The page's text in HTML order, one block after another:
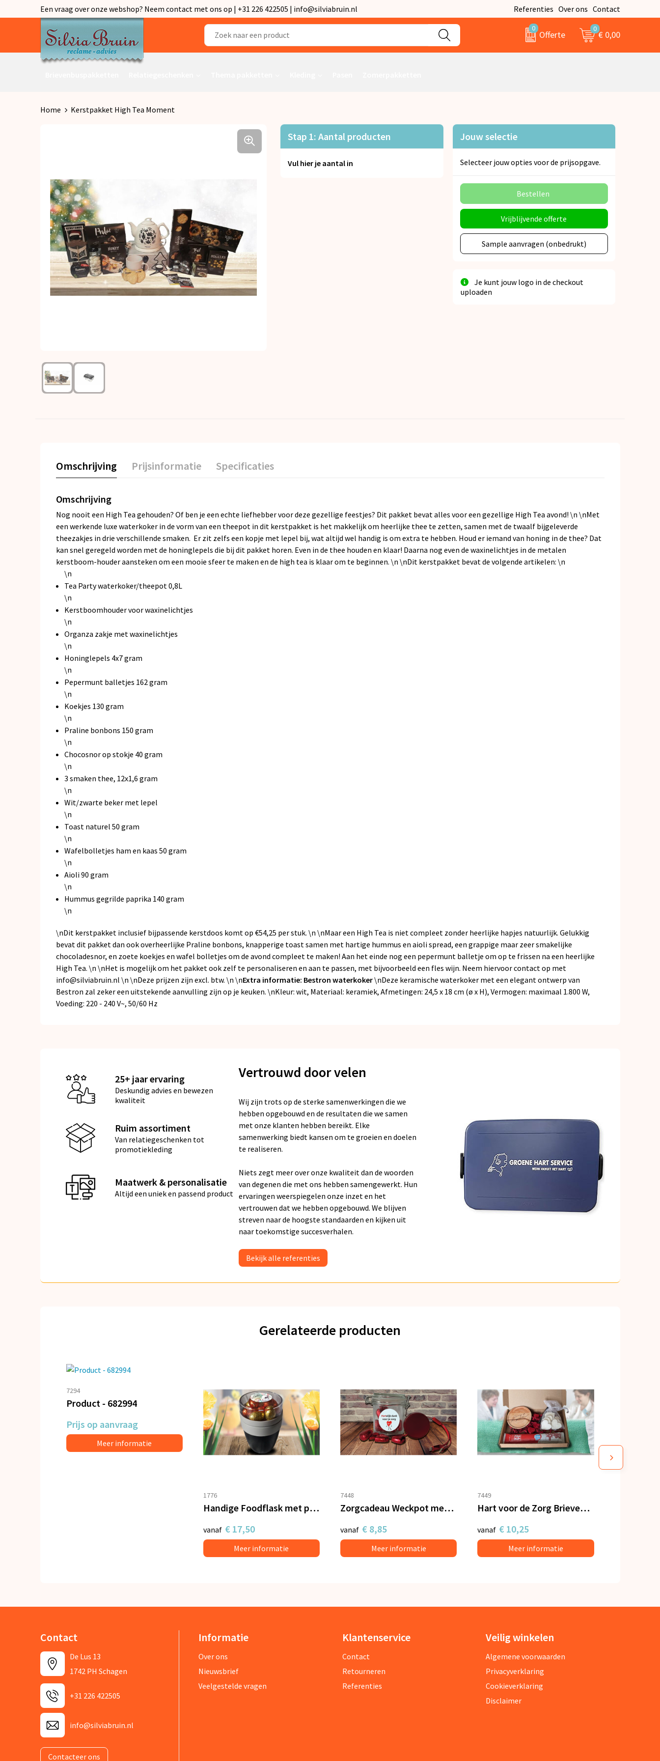
Een vraag over onze webshop? Neem contact met ons op | +31 226 422505 | info@silviabruin.nl Referenties Over ons Contact
0
Offerte
0
€ 0,00
Home Kerstpakket High Tea Moment
Stap 1: Aantal producten
Vul hier je aantal in
Jouw selectie
Selecteer jouw opties voor de prijsopgave.
Bestellen
Vrijblijvende offerte
Sample aanvragen (onbedrukt)
Je kunt jouw logo in de checkout
uploaden
Omschrijving Prijsinformatie Specificaties
Omschrijving
Nog nooit een High Tea gehouden? Of ben je een echte liefhebber voor deze gezellige feestjes? Dit pakket bevat alles voor een gezellige High Tea avond! \n \nMet
een werkende luxe waterkoker in de vorm van een theepot in dit kerstpakket is het makkelijk om heerlijke thee te zetten, samen met de twaalf bijgeleverde
theezakjes in drie verschillende smaken. Er zit zelfs een kopje met lepel bij, wat altijd wel handig is om extra te hebben. Houd er iemand van honing in de thee? Dat
kan snel geregeld worden met de honinglepels die bij dit pakket horen. Even in de thee houden en klaar! Daarna nog even de waxinelichtjes in de metalen
kerstboom-houder aansteken om een mooie sfeer te maken en de high tea is klaar om te beginnen. \n \nDit kerstpakket bevat de volgende artikelen: \n
\n
Tea Party waterkoker/theepot 0,8L
\n
Kerstboomhouder voor waxinelichtjes
\n
Organza zakje met waxinelichtjes
\n
Honinglepels 4x7 gram
\n
Pepermunt balletjes 162 gram
\n
Koekjes 130 gram
\n
Praline bonbons 150 gram
\n
Chocosnor op stokje 40 gram
\n
3 smaken thee, 12x1,6 gram
\n
Wit/zwarte beker met lepel
\n
Toast naturel 50 gram
\n
Wafelbolletjes ham en kaas 50 gram
\n
Aioli 90 gram
\n
Hummus gegrilde paprika 140 gram
\n
\nDit kerstpakket inclusief bijpassende kerstdoos komt op €54,25 per stuk. \n \nMaar een High Tea is niet compleet zonder heerlijke hapjes natuurlijk. Gelukkig
bevat dit pakket dan ook overheerlijke Praline bonbons, knapperige toast samen met hartige hummus en aioli spread, een grappige maar zeer smakelijke
chocoladesnor, en zoete koekjes en wafel bolletjes om de avond compleet te maken! Aan het einde nog een pepermunt balletje om op te frissen na een heerlijke
High Tea. \n \nHet is mogelijk om het pakket ook zelf te personaliseren en aan te passen, met bijvoorbeeld een fles wijn. Neem hiervoor contact op met
info@silviabruin.nl \n \nDeze prijzen zijn excl. btw. \n \nExtra informatie: Bestron waterkoker\nDeze keramische waterkoker met een elegant ontwerp van
Bestron zal zeker een uitstekende aanvulling zijn op je keuken. \nKleur: wit, Materiaal: keramiek, Afmetingen: 24,5 x 18 cm (ø x H), Vermogen: maximaal 1.800 W,
Voeding: 220 - 240 V~, 50/60 Hz
25+ jaar ervaring
Deskundig advies en bewezen
kwaliteit
Ruim assortiment
Van relatiegeschenken tot
promotiekleding
Maatwerk & personalisatie
Altijd een uniek en passend product
Vertrouwd door velen
Wij zijn trots op de sterke samenwerkingen die we
hebben opgebouwd en de resultaten die we samen
met onze klanten hebben bereikt. Elke
samenwerking biedt kansen om te groeien en doelen
te realiseren.
Niets zegt meer over onze kwaliteit dan de woorden
van degenen die met ons hebben samengewerkt. Hun
ervaringen weerspiegelen onze inzet en het
vertrouwen dat we hebben opgebouwd. We blijven
streven naar de hoogste standaarden en kijken uit
naar toekomstige succesverhalen.
Bekijk alle referenties
Gerelateerde producten
7294
Product - 682994
Prijs op aanvraag
Meer informatie
1776
Handige Foodflask met paaseitjes
vanaf € 17,50
Meer informatie
7448
Zorgcadeau Weckpot met oplaadkabel en hartjes
vanaf € 8,85
Meer informatie
7449
Hart voor de Zorg Brievenbus verwenpakket
vanaf € 10,25
Meer informatie
Contact
De Lus 13
1742 PH Schagen
+31 226 422505
info@silviabruin.nl
Contacteer ons
Informatie
Over ons
Nieuwsbrief
Veelgestelde vragen
Klantenservice
Contact
Retourneren
Referenties
Veilig winkelen
Algemene voorwaarden
Privacyverklaring
Cookieverklaring
Disclaimer